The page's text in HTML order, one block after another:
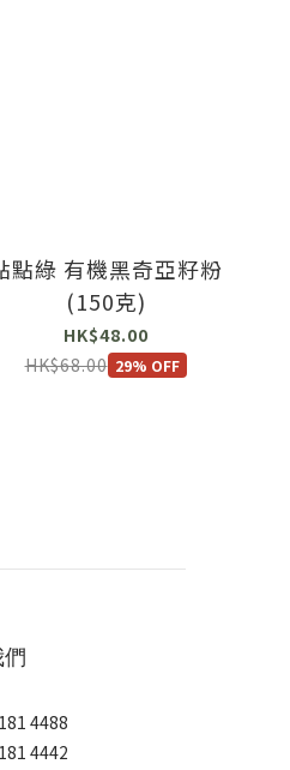
點綠 有機黑奇亞籽粉
(150克)
HK$48.00
HK$68.00 29% OFF
4488
4442